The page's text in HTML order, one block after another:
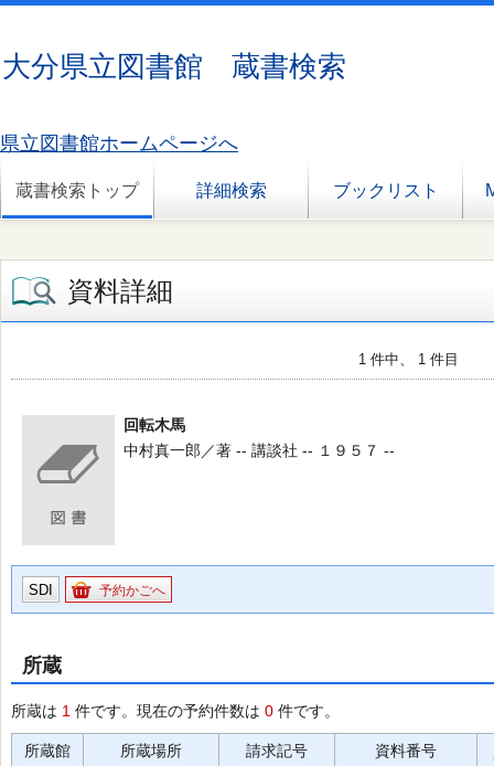
大分県立図書館 蔵書検索
県立図書館ホームページへ
蔵書検索トップ 詳細検索 ブックリスト
資料詳細
1 件中、 1 件目
回転木馬
中村真一郎／著 -- 講談社 -- １９５７ --
SDI 予約かごへ
所蔵
所蔵は 1 件です。現在の予約件数は 0 件です。
所蔵館 所蔵場所 請求記号 資料番号